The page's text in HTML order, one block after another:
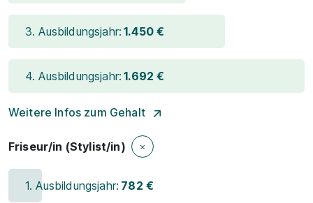
3. Ausbildungsjahr: 1.450 €
4. Ausbildungsjahr: 1.692 €
Weitere Infos zum Gehalt
Friseur/in (Stylist/in)
1. Ausbildungsjahr: 782 €